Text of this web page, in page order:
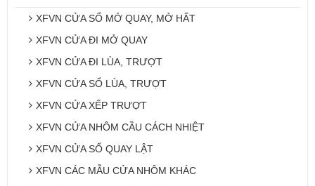
XFVN CỬA SỔ MỞ QUAY, MỞ HẤT
XFVN CỬA ĐI MỞ QUAY
XFVN CỬA ĐI LÙA, TRƯỢT
XFVN CỬA SỔ LÙA, TRƯỢT
XFVN CỬA XẾP TRƯỢT
XFVN CỬA NHÔM CẦU CÁCH NHIỆT
XFVN CỬA SỔ QUAY LẬT
XFVN CÁC MẪU CỬA NHÔM KHÁC